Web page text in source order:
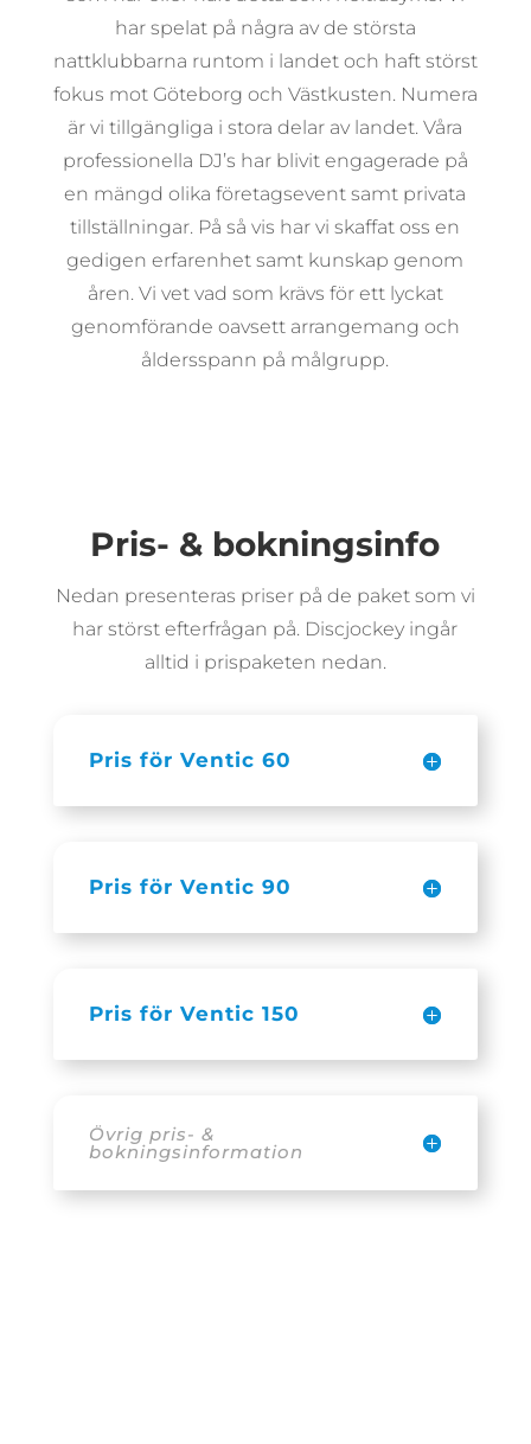
har spelat på några av de största
nattklubbarna runtom i landet och haft störst
fokus mot Göteborg och Västkusten. Numera
är vi tillgängliga i stora delar av landet. Våra
professionella DJ’s har blivit engagerade på
en mängd olika företagsevent samt privata
tillställningar. På så vis har vi skaffat oss en
gedigen erfarenhet samt kunskap genom
åren. Vi vet vad som krävs för ett lyckat
genomförande oavsett arrangemang och
åldersspann på målgrupp.
Pris- & bokningsinfo
Nedan presenteras priser på de paket som vi
har störst efterfrågan på. Discjockey ingår
alltid i prispaketen nedan.
Pris för Ventic 60
Pris för Ventic 90
Pris för Ventic 150
Övrig pris- &
bokningsinformation